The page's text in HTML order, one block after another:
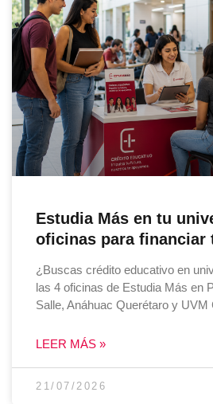
Estudia Más en tu
oficinas para financiar
¿Buscas crédito educativo en
las 4 oficinas de Estudia Más en
Salle, Anáhuac Querétaro y UVM
LEER MÁS »
21/07/2026